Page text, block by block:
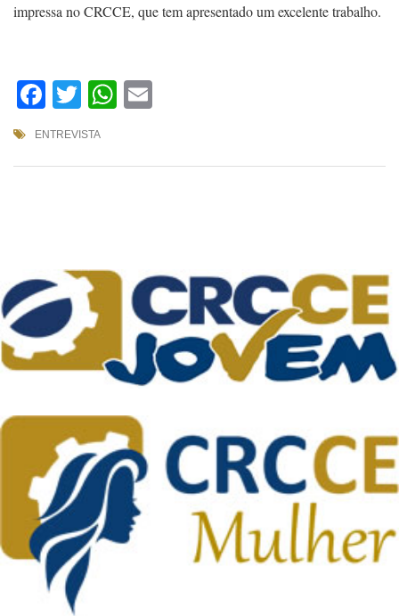
impressa no CRCCE, que tem apresentado um excelente trabalho.
Facebook
TwitterWhatsApp
ENTREVISTA